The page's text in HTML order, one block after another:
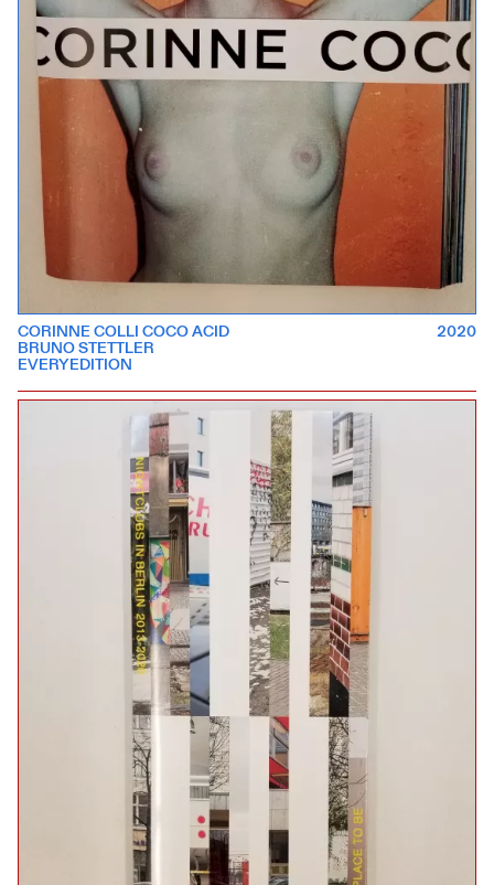
CORINNE COLLI COCO ACID
BRUNO STETTLER
EVERYEDITION
2020